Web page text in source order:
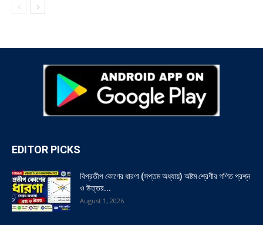
EDITOR PICKS
বিপ্রতীপ কোণের ধারণা (সপ্তম অধ্যায়) অষ্টম শ্রেণীর গণিত প্রশ্ন
ও উত্তর...
August 1, 2026